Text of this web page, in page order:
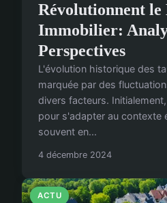
Révolutionnent le
Immobilier:
Perspectives
L'évolution historique des
marquée par des
divers facteurs.
pour s'adapter au contexte
souvent en...
4 décembre 2024
ACTU